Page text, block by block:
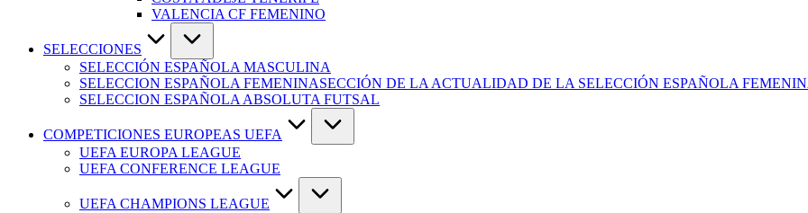
VALENCIA CF FEMENINO
SELECCIONES
SELECCIÓN ESPAÑOLA MASCULINA
SELECCION ESPAÑOLA FEMENINASECCIÓN DE LA ACTUALIDAD DE LA SELECCIÓN ESPAÑOLA
SELECCION ESPAÑOLA ABSOLUTA FUTSAL
COMPETICIONES EUROPEAS UEFA
UEFA EUROPA LEAGUE
UEFA CONFERENCE LEAGUE
UEFA CHAMPIONS LEAGUE